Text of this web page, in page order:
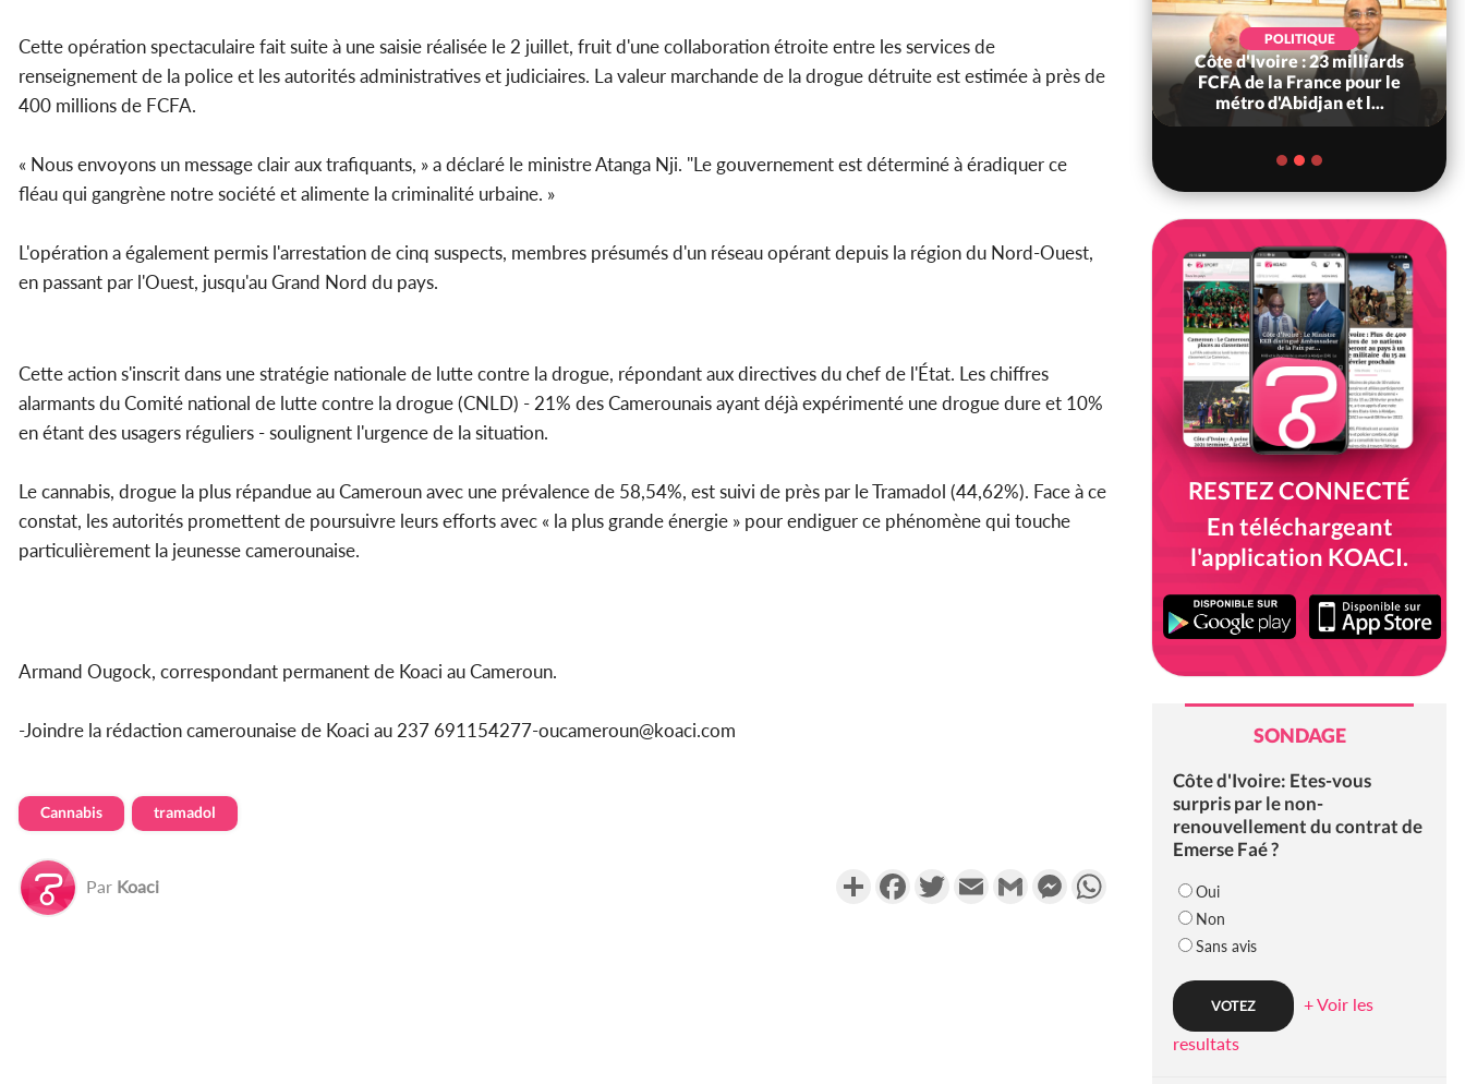
Cette opération spectaculaire fait suite à une saisie réalisée le 2 juillet, fruit d'une collaboration étroite entre les services de
renseignement de la police et les autorités administratives et judiciaires. La valeur marchande de la drogue détruite est estimée à près de
400 millions de FCFA.
« Nous envoyons un message clair aux trafiquants, » a déclaré le ministre Atanga Nji. "Le gouvernement est déterminé à éradiquer ce
fléau qui gangrène notre société et alimente la criminalité urbaine. »
L'opération a également permis l'arrestation de cinq suspects, membres présumés d'un réseau opérant depuis la région du Nord-Ouest,
en passant par l'Ouest, jusqu'au Grand Nord du pays.
Cette action s'inscrit dans une stratégie nationale de lutte contre la drogue, répondant aux directives du chef de l'État. Les chiffres
alarmants du Comité national de lutte contre la drogue (CNLD) - 21% des Camerounais ayant déjà expérimenté une drogue dure et 10%
en étant des usagers réguliers - soulignent l'urgence de la situation.
Le cannabis, drogue la plus répandue au Cameroun avec une prévalence de 58,54%, est suivi de près par le Tramadol (44,62%). Face à ce
constat, les autorités promettent de poursuivre leurs efforts avec « la plus grande énergie » pour endiguer ce phénomène qui touche
particulièrement la jeunesse camerounaise.
Armand Ougock, correspondant permanent de Koaci au Cameroun.
-Joindre la rédaction camerounaise de Koaci au 237 691154277-oucameroun@koaci.com
Cannabis tramadol
Par Koaci PartagerFacebookTwitterEmail Gmail Messenger
POLITIQUE
Côte d'Ivoire : Décrispation ?
Mamadou Traoré ex
POLITIQUE
Côte d'Ivoire : 23 milliards
FCFA de la France pour le
métro d'Abidjan et l...
RESTEZ CONNECTÉ
En téléchargeant
l'application KOACI.
SONDAGE
Côte d'Ivoire: Etes-vous
surpris par le non-
renouvellement du contrat de
Emerse Faé ?
Oui
Non
Sans avis
+ Voir les
resultats